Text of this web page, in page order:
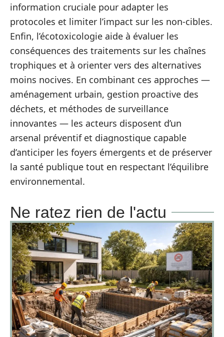
information cruciale pour adapter les
protocoles et limiter l’impact sur les non-cibles.
Enfin, l’écotoxicologie aide à évaluer les
conséquences des traitements sur les chaînes
trophiques et à orienter vers des alternatives
moins nocives. En combinant ces approches —
aménagement urbain, gestion proactive des
déchets, et méthodes de surveillance
innovantes — les acteurs disposent d’un
arsenal préventif et diagnostique capable
d’anticiper les foyers émergents et de préserver
la santé publique tout en respectant l’équilibre
environnemental.
Ne ratez rien de l'actu